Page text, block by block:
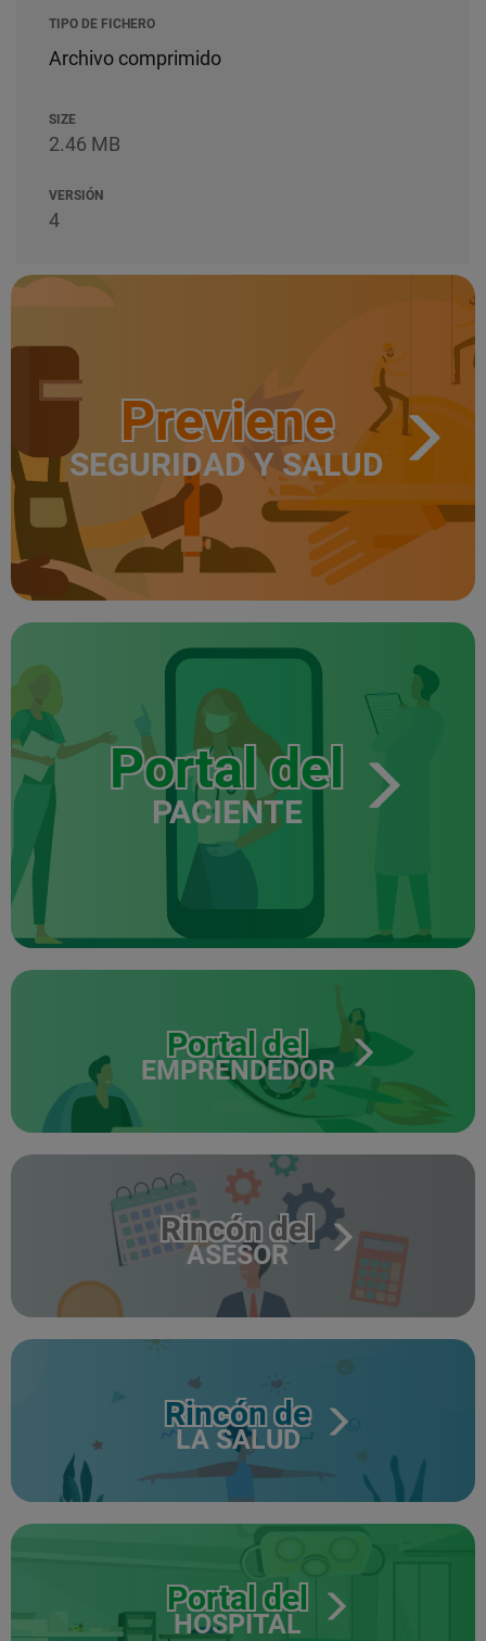
TIPO DE FICHERO
Archivo comprimido
SIZE
2.46 MB
VERSIÓN
4
Previene
SEGURIDAD Y SALUD
Portal del
PACIENTE
Portal del
EMPRENDEDOR
Rincón del
ASESOR
Rincón de
LA SALUD
Portal del
HOSPITAL